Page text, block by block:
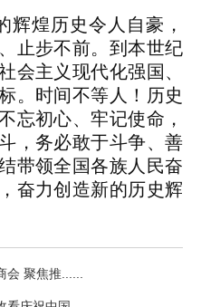
煌历史令人自豪，
止步不前。到本世纪
会主义现代化强国、
。时间不等人！历史
忘初心、牢记使命，
，务必敢于斗争、善
带领全国各族人民奋
奋力创造新的历史辉
会 聚焦推......